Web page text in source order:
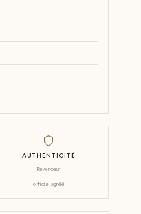
AUTHENTICITÉ
Revendeur
officiel agréé